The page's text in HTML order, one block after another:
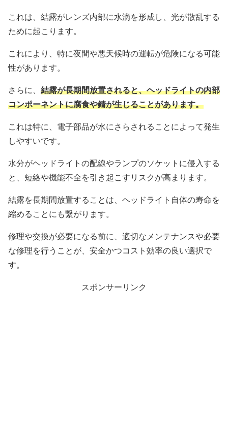
これは、結露がレンズ内部に水滴を形成し、光が散乱する
ために起こります。
これにより、特に夜間や悪天候時の運転が危険になる可能
性があります。
さらに、 結露が長期間放置されると、ヘッドライトの内部
コンポーネントに腐食や錆が生じることがあります。
これは特に、電子部品が水にさらされることによって発生
しやすいです。
水分がヘッドライトの配線やランプのソケットに侵入する
と、短絡や機能不全を引き起こすリスクが高まります。
結露を長期間放置することは、ヘッドライト自体の寿命を
縮めることにも繋がります。
修理や交換が必要になる前に、適切なメンテナンスや必要
な修理を行うことが、安全かつコスト効率の良い選択で
す。
スポンサーリンク